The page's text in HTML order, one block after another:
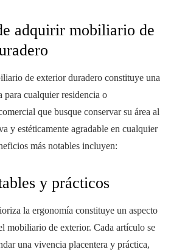
adquirir mobiliario de
de exterior duradero constituye una
para cualquier residencia o
que busque conservar su área al
y estéticamente agradable en cualquier
más notables incluyen:
y prácticos
la ergonomía constituye un aspecto
mobiliario de exterior. Cada artículo se
una vivencia placentera y práctica,